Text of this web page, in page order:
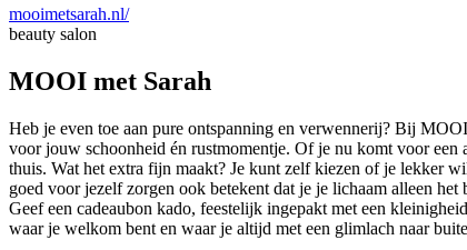
mooimetsarah.nl/
beauty salon
MOOI met Sarah
Heb je even toe aan pure ontspanning en verwennerij? Bij
voor jouw schoonheid én rustmomentje. Of je nu komt voor een
thuis. Wat het extra fijn maakt? Je kunt zelf kiezen of je lekker
goed voor jezelf zorgen ook betekent dat je je lichaam alleen
Geef een cadeaubon kado, feestelijk ingepakt met een
waar je welkom bent en waar je altijd met een glimlach naar